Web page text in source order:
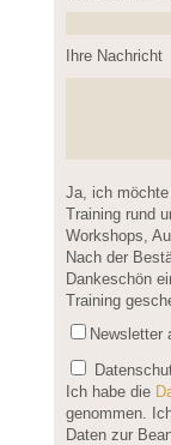
Ihre Nachricht
Please leave
Ja, ich
Training rund
Workshops,
Nach der
Dankeschön
Training
Newsletter
Ich habe die
genommen.
Daten zur